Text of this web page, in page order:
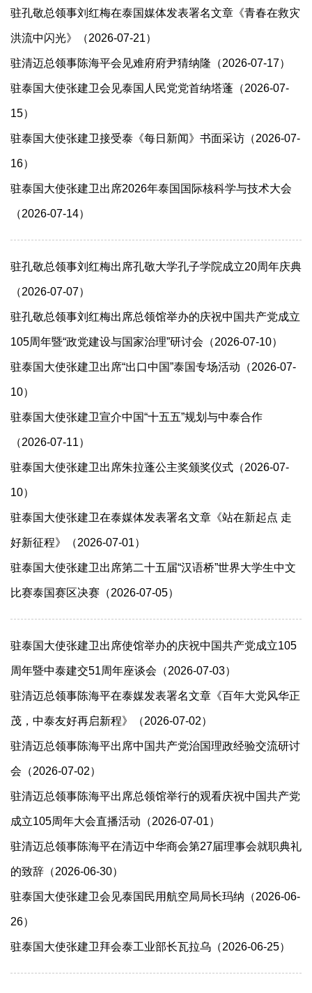
驻孔敬总领事刘红梅在泰国媒体发表署名文章《青春在救灾
洪流中闪光》（2026-07-21）
驻清迈总领事陈海平会见难府府尹猜纳隆（2026-07-17）
驻泰国大使张建卫会见泰国人民党党首纳塔蓬（2026-07-
15）
驻泰国大使张建卫接受泰《每日新闻》书面采访（2026-07-
16）
驻泰国大使张建卫出席2026年泰国国际核科学与技术大会
（2026-07-14）
驻孔敬总领事刘红梅出席孔敬大学孔子学院成立20周年庆典
（2026-07-07）
驻孔敬总领事​刘红梅出席总领馆举办的庆祝中国共产党成立
105周年暨“政党建设与国家治理”研讨会（2026-07-10）
驻泰国大使张建卫出席“出口中国”泰国专场活动（2026-07-
10）
驻泰国大使张建卫宣介中国“十五五”规划与中泰合作
（2026-07-11）
驻泰国大使张建卫出席朱拉蓬公主奖颁奖仪式（2026-07-
10）
驻泰国大使张建卫在泰媒体发表署名文章《站在新起点 走
好新征程》（2026-07-01）
驻泰国大使张建卫出席第二十五届“汉语桥”世界大学生中文
比赛泰国赛区决赛（2026-07-05）
驻泰国大使张建卫出席使馆举办的庆祝中国共产党成立105
周年暨中泰建交51周年座谈会（2026-07-03）
驻清迈总领事陈海平在泰媒发表署名文章《百年大党风华正
茂，中泰友好再启新程》（2026-07-02）
驻清迈总领事陈海平出席中国共产党治国理政经验交流研讨
会（2026-07-02）
驻清迈总领事陈海平出席总领馆举行的观看庆祝中国共产党
成立105周年大会直播活动（2026-07-01）
驻清迈总领事陈海平在清迈中华商会第27届理事会就职典礼
的致辞（2026-06-30）
驻泰国大使张建卫会见泰国民用航空局局长玛纳（2026-06-
26）
驻泰国大使张建卫拜会泰工业部长瓦拉乌（2026-06-25）